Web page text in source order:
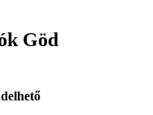
Göd